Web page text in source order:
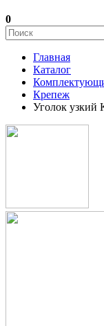
0
Главная
Каталог
Крепеж
Уголок узкий